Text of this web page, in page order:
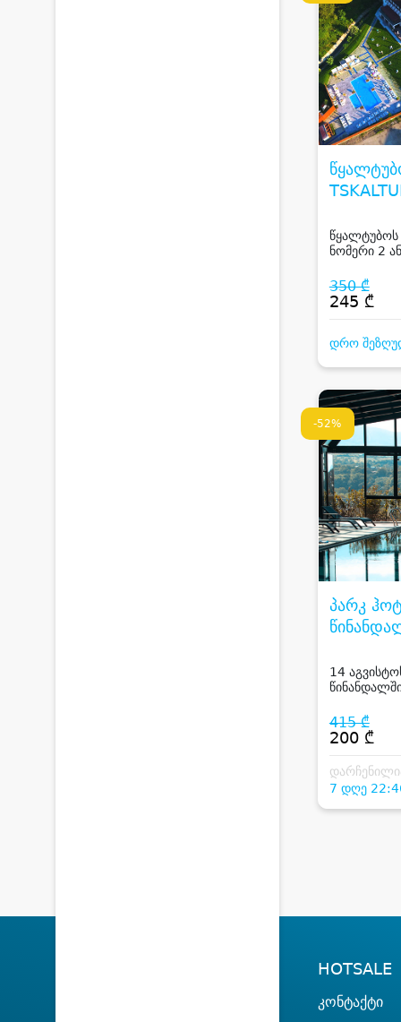
ნომერი 2
ფასდაკლება
350 ₾
245 ₾
დრო
-52%
პარკ
14
ენ სემონინ
რესტორან
415 ₾
200 ₾
7 დღე
HOTSALE
კონტაქტი